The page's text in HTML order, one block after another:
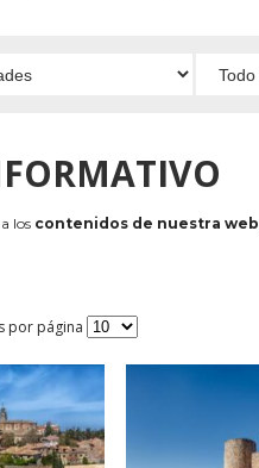
los contenidos de nuestra web
por página